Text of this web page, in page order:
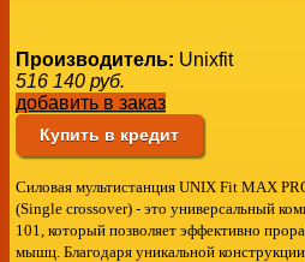
Производитель: Unixfit
516 140 руб.
добавить в заказ
Купить в кредит
Силовая мультистанция UNIX Fit MAX
(Single crossover) - это универсальный
101, который позволяет эффективно
мышц. Благодаря уникальной